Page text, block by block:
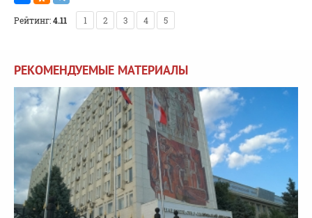
Рейтинг:4.11 1 2 3 4 5
РЕКОМЕНДУЕМЫЕ МАТЕРИАЛЫ